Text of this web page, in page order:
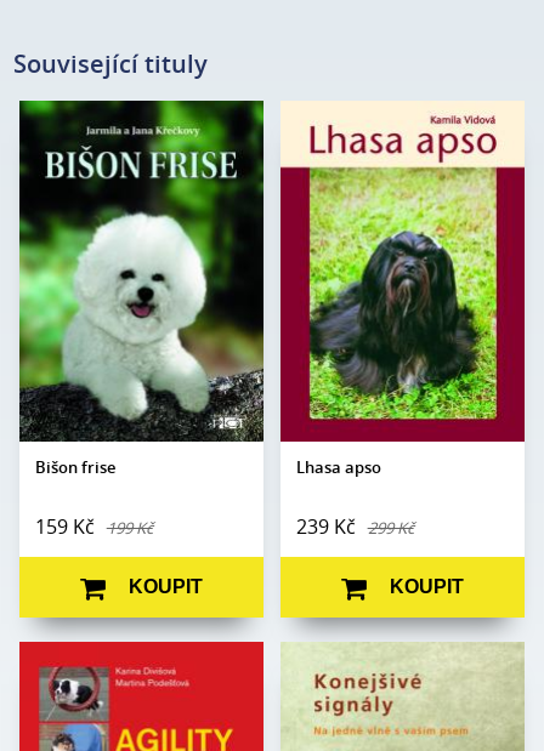
Související tituly
Bišon frise
159 Kč 199 Kč
Jarmila a Jana
Edice:
Portréty
Počet
stran:
Formát:
A5
Vazba:
V8a (pevná)
Obrazová
část:
Černobílé a barevné
fotografie
Datum
vydání:
10. 10. 2002
KOUPIT
Lhasa apso
239 Kč 299 Kč
Autor:
Kamila Vidová
Edice:
Portréty
Počet
stran:
200
Formát:
A5
Vazba:
V8a (pevná)
Obrazová
část:
Černobílé a barevné
fotografie
Datum
vydání:
24. 5. 2005
KOUPIT
Autor:
Karina Divišová,
Martina Podešťová
Autor:
Turid Rugaas